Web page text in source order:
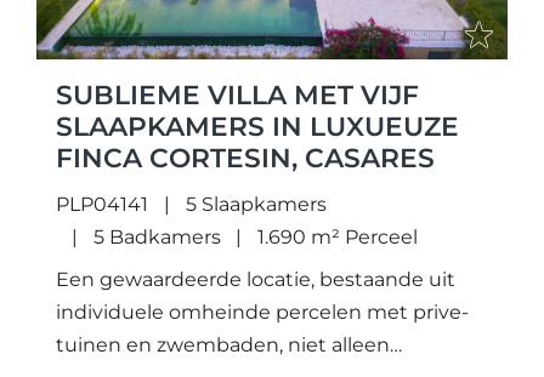
SUBLIEME VILLA MET VIJF
SLAAPKAMERS IN LUXUEUZE
FINCA CORTESIN, CASARES
PLP04141
5 Slaapkamers
5 Badkamers
1.690 m² Perceel
Een gewaardeerde locatie, bestaande uit
individuele omheinde percelen met prive-
tuinen en zwembaden, niet alleen